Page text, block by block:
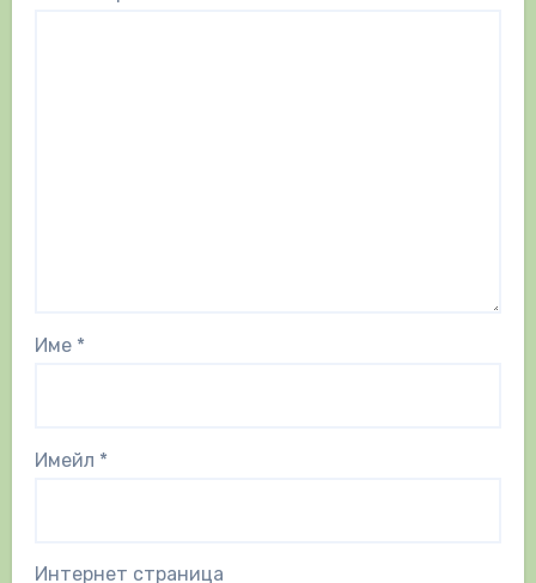
Име *
Имейл *
Интернет страница